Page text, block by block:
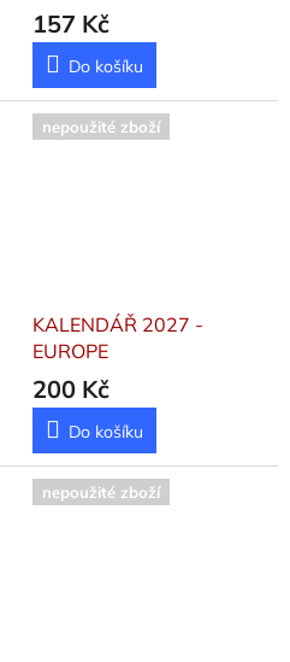
157 Kč
Do košíku
nepoužité zboží
KALENDÁŘ 2027 -
EUROPE
200 Kč
Do košíku
nepoužité zboží